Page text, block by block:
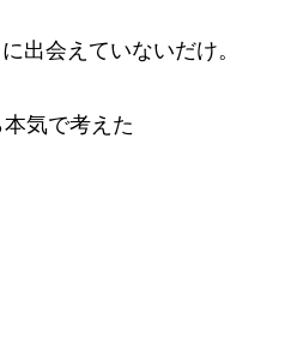
出会えていないだけ。
気で考えた